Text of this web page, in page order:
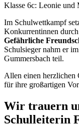
Klasse 6c: Leonie und
Im Schulwettkampf
Konkurrentinnen
Gefährliche
Schulsieger nahm er
Gummersbach teil.
Allen einen herzlichen
für ihre großartigen
Wir trauern
Schulleiterin